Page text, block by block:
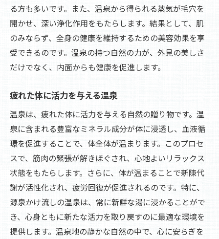
る方も多いです。また、温泉から得られる蒸気が毛穴を
開かせ、深い浄化作用をもたらします。結果として、肌
のみならず、全身の健康を維持するための美容効果を享
受できるのです。温泉の持つ自然の力が、外見の美しさ
だけでなく、内面からも健康を促進します。
疲れた体に活力を与える温泉
温泉は、疲れた体に活力を与える自然の贈り物です。温
泉に含まれる豊富なミネラル成分が体に浸透し、血液循
環を促進することで、体全体が温まります。このプロセ
スで、筋肉の緊張が解きほぐされ、心地よいリラックス
状態をもたらします。さらに、体が温まることで新陳代
謝が活性化され、疲労回復が促進されるのです。特に、
源泉かけ流しの温泉は、常に新鮮な湯に浸かることがで
き、心身ともに新たな活力を取り戻すのに最適な環境を
提供します。温泉地の静かな自然の中で、心に安らぎを